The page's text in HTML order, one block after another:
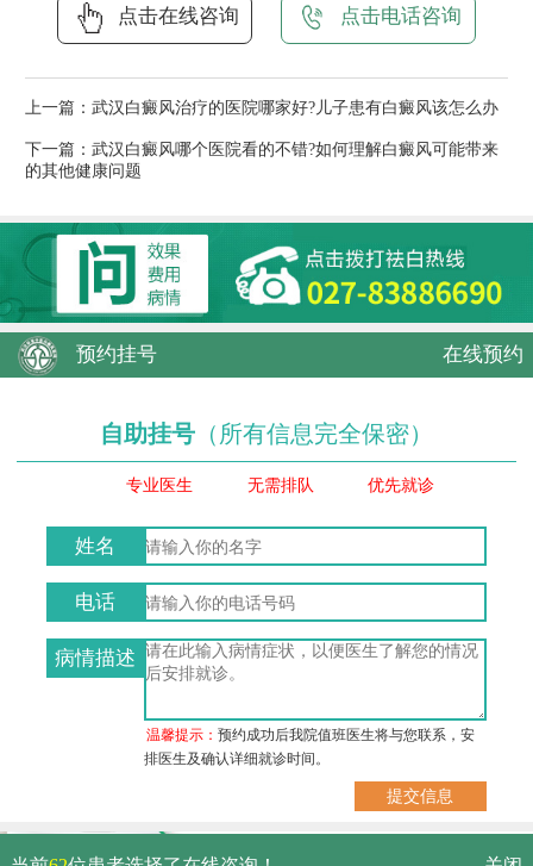
点击在线咨询 点击电话咨询
上一篇： 武汉白癜风治疗的医院哪家好?儿子患有白癜风该怎么办
下一篇： 武汉白癜风哪个医院看的不错?如何理解白癜风可能带来
的其他健康问题
预约挂号 在线预约
自助挂号 （所有信息完全保密）
专业医生 无需排队 优先就诊
姓名
电话
病情描述
温馨提示：预约成功后我院值班医生将与您联系，安
排医生及确认详细就诊时间。
武汉市硚口区解放大道479号